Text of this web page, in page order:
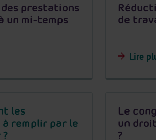
prestations
un mi-temps
de
Lire
les
remplir par le
Le
un
?